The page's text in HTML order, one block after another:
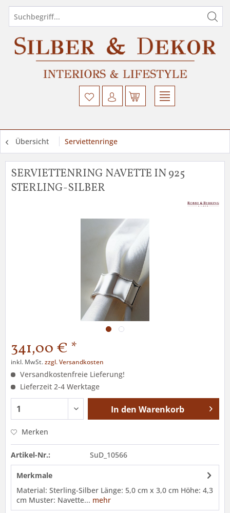
Übersicht Serviettenringe
SERVIETTENRING NAVETTE IN 925
STERLING-SILBER
341,00 € *
inkl. MwSt.zzgl. Versandkosten
Versandkostenfreie Lieferung!
Lieferzeit 2-4 Werktage
In den Warenkorb
Merken
Artikel-Nr.: SuD_10566
Merkmale
Material: Sterling-Silber Länge: 5,0 cm x 3,0 cm Höhe: 4,3
cm Muster: Navette... mehr